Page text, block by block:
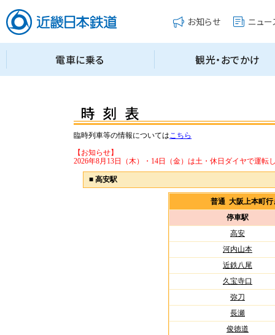
臨時列車等の情報についてはこちら
【お知らせ】
2026年8月13日（木）・14日（金）は土・休日ダイヤで運転
■ 高安駅
普通 大阪上本町
停車駅
高安
河内山本
近鉄八尾
久宝寺口
弥刀
長瀬
俊徳道